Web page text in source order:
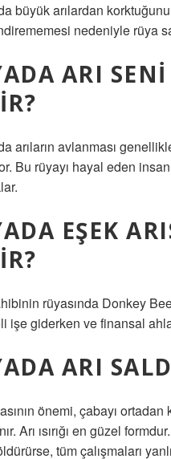
büyük arılardan
nedeniyle rüya
ARI
arıların avlanması
Bu rüyayı hayal eden
EŞEK
rüyasında Donkey
işe giderken ve finansal
ARI
önemi, çabayı
Arı ısırığı en güzel
tüm çalışmaları